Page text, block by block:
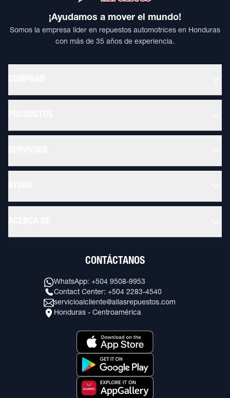
¡Ayudamos a mover el mundo!
Somos la empresa líder en repuestos automotrices en Honduras
con más de 35 años de experiencia.
CONTÁCTANOS
WhatsApp: +504 9508-9953
Contact Center: +504 2283-4540
servicioalcliente@allasrepuestos.com
Honduras - Centroamérica